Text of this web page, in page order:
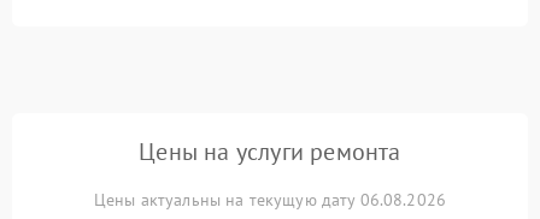
Цены на услуги ремонта
Цены актуальны на текущую дату 06.08.2026